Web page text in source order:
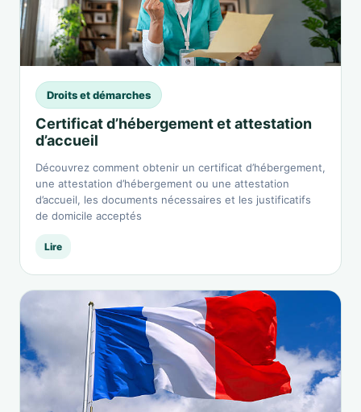
Droits et démarches
Certificat d’hébergement et attestation
d’accueil
Découvrez comment obtenir un certificat d’hébergement,
une attestation d’hébergement ou une attestation
d’accueil, les documents nécessaires et les justificatifs
de domicile acceptés
Lire